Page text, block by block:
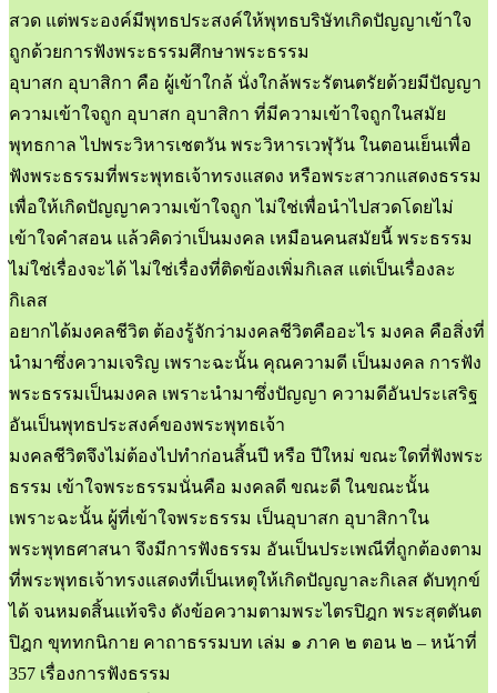
สวด แต่พระองค์มีพุทธประสงค์ให้พุทธบริษัทเกิดปัญญาเข้าใจ
ถูกด้วยการฟังพระธรรมศึกษาพระธรรม
อุบาสก อุบาสิกา คือ ผู้เข้าใกล้ นั่งใกล้พระรัตนตรัยด้วยมีปัญญา
ความเข้าใจถูก อุบาสก อุบาสิกา ที่มีความเข้าใจถูกในสมัย
พุทธกาล ไปพระวิหารเชตวัน พระวิหารเวฬุวัน ในตอนเย็นเพื่อ
ฟังพระธรรมที่พระพุทธเจ้าทรงแสดง หรือพระสาวกแสดงธรรม
เพื่อให้เกิดปัญญาความเข้าใจถูก ไม่ใช่เพื่อนำไปสวดโดยไม่
เข้าใจคำสอน แล้วคิดว่าเป็นมงคล เหมือนคนสมัยนี้ พระธรรม
ไม่ใช่เรื่องจะได้ ไม่ใช่เรื่องที่ติดข้องเพิ่มกิเลส แต่เป็นเรื่องละ
กิเลส
อยากได้มงคลชีวิต ต้องรู้จักว่ามงคลชีวิตคืออะไร มงคล คือสิ่งที่
นำมาซึ่งความเจริญ เพราะฉะนั้น คุณความดี เป็นมงคล การฟัง
พระธรรมเป็นมงคล เพราะนำมาซึ่งปัญญา ความดีอันประเสริฐ
อันเป็นพุทธประสงค์ของพระพุทธเจ้า
มงคลชีวิตจึงไม่ต้องไปทำก่อนสิ้นปี หรือ ปีใหม่ ขณะใดที่ฟังพระ
ธรรม เข้าใจพระธรรมนั่นคือ มงคลดี ขณะดี ในขณะนั้น
เพราะฉะนั้น ผู้ที่เข้าใจพระธรรม เป็นอุบาสก อุบาสิกาใน
พระพุทธศาสนา จึงมีการฟังธรรม อันเป็นประเพณีที่ถูกต้องตาม
ที่พระพุทธเจ้าทรงแสดงที่เป็นเหตุให้เกิดปัญญาละกิเลส ดับทุกข์
ได้ จนหมดสิ้นแท้จริง ดังข้อความตามพระไตรปิฎก พระสุตตันต
ปิฎก ขุททกนิกาย คาถาธรรมบท เล่ม ๑ ภาค ๒ ตอน ๒ – หน้าที่
357 เรื่องการฟังธรรม